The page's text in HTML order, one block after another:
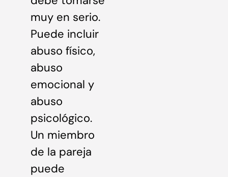
muy en serio.
Puede incluir
abuso físico,
abuso
emocional y
abuso
psicológico.
Un miembro
de la pareja
puede